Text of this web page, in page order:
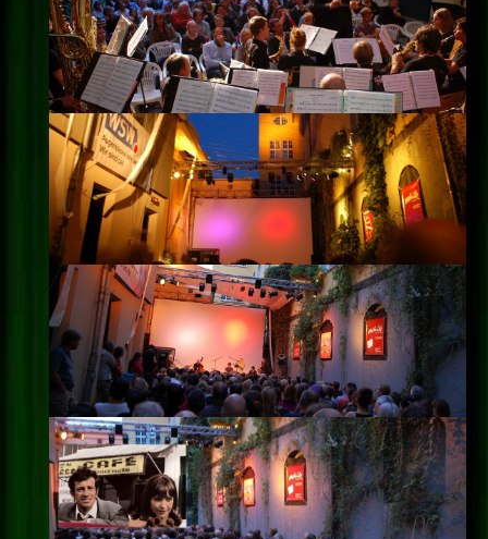
Kontakt
Impressum
Datenschutz